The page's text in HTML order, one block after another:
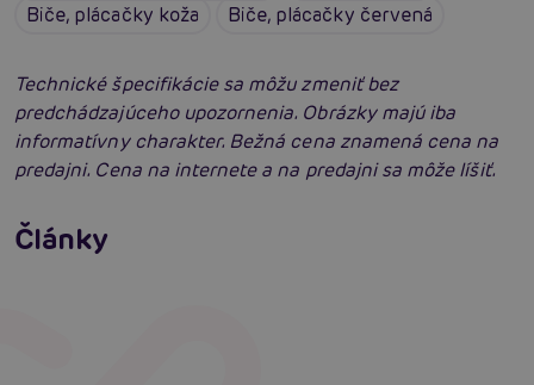
Biče, plácačky koža
Biče, plácačky červená
Technické špecifikácie sa môžu zmeniť bez
predchádzajúceho upozornenia. Obrázky majú iba
informatívny charakter. Bežná cena znamená cena na
predajni. Cena na internete a na predajni sa môže líšiť.
Články
dospelých
Čítať viacej
Ako na bondage? Zväzovanie tela alebo čo je
bondáž